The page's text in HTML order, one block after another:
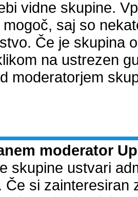
vidne skupine.
saj so
Če je skupina
na ustrezen
moderatorjem
moderator
skupine ustvari
Če si